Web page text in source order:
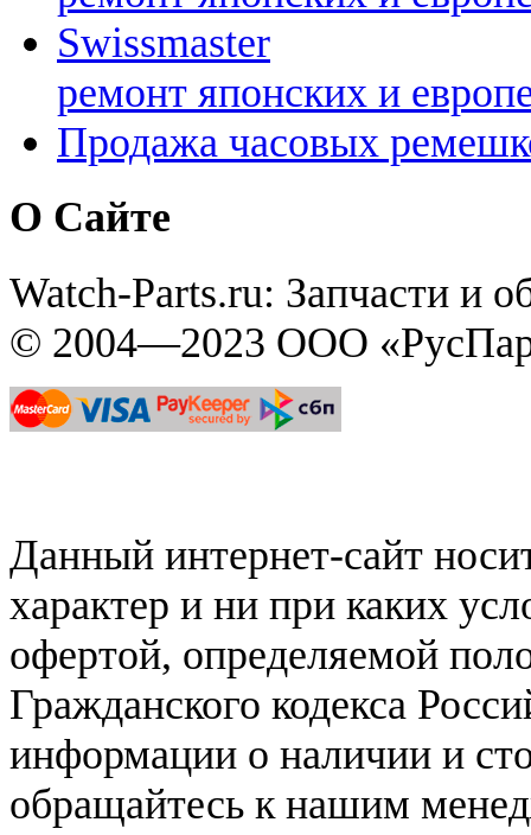
Swissmaster
ремонт японских и
Продажа часовых
О Сайте
Watch-Parts.ru: Запчасти и
© 2004—2023 ООО
Данный интернет-сайт
характер и ни при каких
офертой, определяемой
Гражданского кодекса
информации о наличии и
обращайтесь к нашим